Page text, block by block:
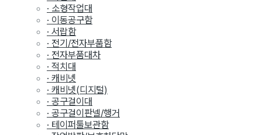
· 소형작업대
· 이동공구함
· 서랍함
· 전기/전자부품함
· 전자부품대차
· 적치대
· 캐비넷
· 캐비넷(디지털)
· 공구걸이대
· 공구걸이판넬/행거
· 테이퍼툴보관함